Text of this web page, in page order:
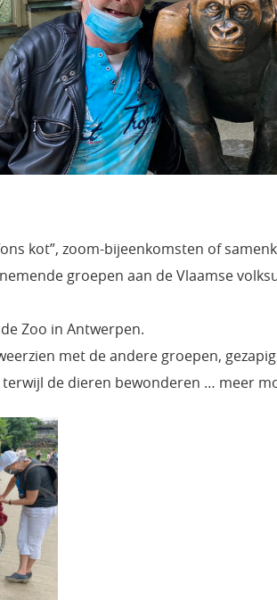
kot”, zoom-bijeenkomsten of
groepen aan de Vlaamse
Zoo in Antwerpen.
met de andere groepen,
de dieren bewonderen … meer